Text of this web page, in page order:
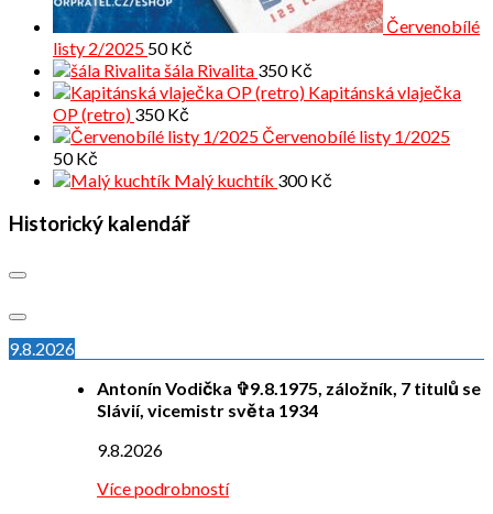
Červenobílé
listy 2/2025 50Kč
šála Rivalita 350Kč
Kapitánská vlaječka
OP (retro) 350Kč
Červenobílé listy 1/2025
50Kč
Malý kuchtík 300Kč
Historický kalendář
9.8.2026
Antonín Vodička ✞9.8.1975, záložník, 7 titulů se
Slávií, vicemistr světa 1934
9.8.2026
Více podrobností